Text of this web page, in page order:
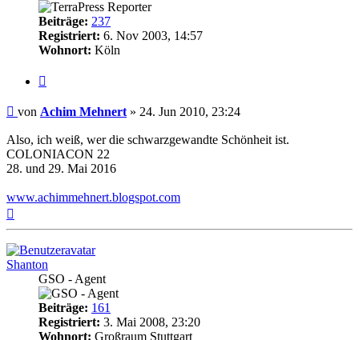
Beiträge: 237
Registriert: 6. Nov 2003, 14:57
Wohnort: Köln
Beitrag
von Achim Mehnert» 24. Jun 2010, 23:24
Also, ich weiß, wer die schwarzgewandte Schönheit ist.
COLONIACON 22
28. und 29. Mai 2016
www.achimmehnert.blogspot.com
oben
Shanton
GSO - Agent
Beiträge: 161
Registriert: 3. Mai 2008, 23:20
Wohnort: Großraum Stuttgart